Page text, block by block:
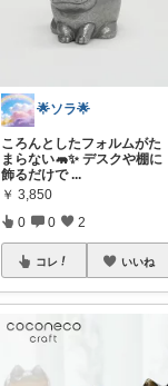
🌟ソラ🌟
ころんとしたフォルムがた
まらない🦛✨ デスクや棚に
飾るだけで ...
￥ 3,850
0 0 2
コレ いいね